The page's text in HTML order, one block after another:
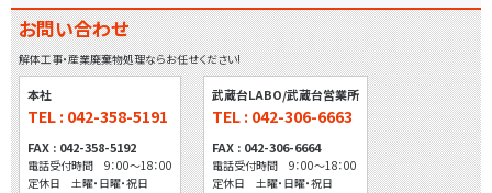
お問い合わせ
解体工事・産業廃棄物処理ならお任せください!
本社
TEL : 042-358-5191
FAX : 042-358-5192
電話受付時間 9：00～18：00
定休日 土曜・日曜・祝日
武蔵台LABO/武蔵台営業所
TEL : 042-306-6663
FAX : 042-306-6664
電話受付時間 9：00～18：00
定休日 土曜・日曜・祝日